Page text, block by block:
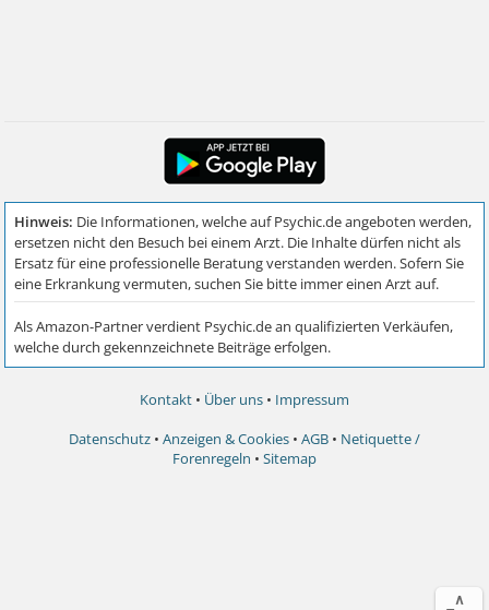
Kontakt • Über uns • Impressum
Datenschutz • Anzeigen & Cookies • AGB • Netiquette /
Forenregeln • Sitemap
∧